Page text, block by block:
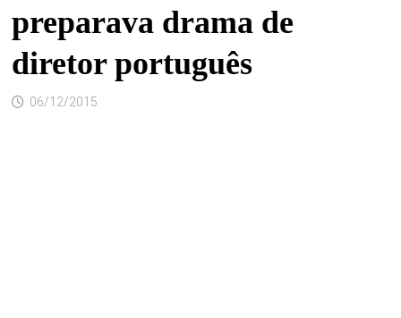
preparava drama de
diretor português
06/12/2015